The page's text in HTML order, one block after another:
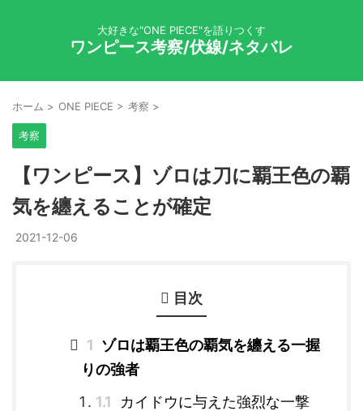
大好きな"ONE PIECE"を語りつくす
ワンピース考察/伏線/ネタバレ
ホーム > ONE PIECE > 考察 >
考察
【ワンピース】ゾロは刀に覇王色の覇
気を纏えることが確定
2021-12-06
目次
1 ゾロは覇王色の覇気を纏える一握
りの強者
1.1
カイドウに与えた強烈な一撃